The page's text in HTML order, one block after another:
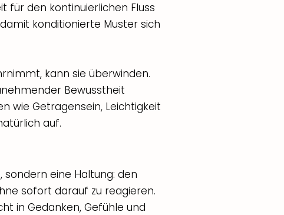
für den kontinuierlichen Fluss
konditionierte Muster sich
kann sie überwinden.
Bewusstheit
wie Getragensein, Leichtigkeit
auf.
eine Haltung: den
sofort darauf zu reagieren.
in Gedanken, Gefühle und